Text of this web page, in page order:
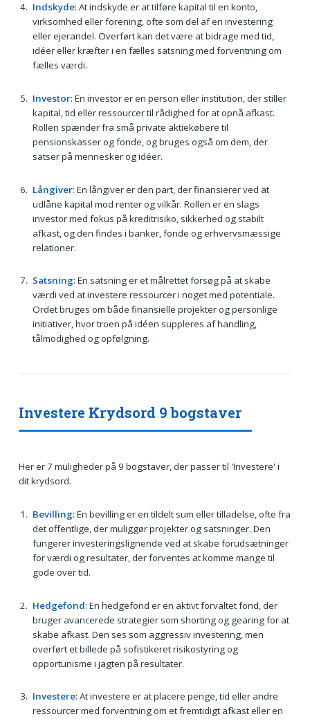
Indskyde: At indskyde er at tilføre kapital til en konto,
virksomhed eller forening, ofte som del af en investering
eller ejerandel. Overført kan det være at bidrage med tid,
idéer eller kræfter i en fælles satsning med forventning om
fælles værdi.
Investor: En investor er en person eller institution, der stiller
kapital, tid eller ressourcer til rådighed for at opnå afkast.
Rollen spænder fra små private aktiekøbere til
pensionskasser og fonde, og bruges også om dem, der
satser på mennesker og idéer.
Långiver: En långiver er den part, der finansierer ved at
udlåne kapital mod renter og vilkår. Rollen er en slags
investor med fokus på kreditrisiko, sikkerhed og stabilt
afkast, og den findes i banker, fonde og erhvervsmæssige
relationer.
Satsning: En satsning er et målrettet forsøg på at skabe
værdi ved at investere ressourcer i noget med potentiale.
Ordet bruges om både finansielle projekter og personlige
initiativer, hvor troen på idéen suppleres af handling,
tålmodighed og opfølgning.
Investere Krydsord 9 bogstaver
Her er 7 muligheder på 9 bogstaver, der passer til 'Investere' i
dit krydsord.
Bevilling: En bevilling er en tildelt sum eller tilladelse, ofte fra
det offentlige, der muliggør projekter og satsninger. Den
fungerer investeringslignende ved at skabe forudsætninger
for værdi og resultater, der forventes at komme mange til
gode over tid.
Hedgefond: En hedgefond er en aktivt forvaltet fond, der
bruger avancerede strategier som shorting og gearing for at
skabe afkast. Den ses som aggressiv investering, men
overført et billede på sofistikeret risikostyring og
opportunisme i jagten på resultater.
Investere: At investere er at placere penge, tid eller andre
ressourcer med forventning om et fremtidigt afkast eller en